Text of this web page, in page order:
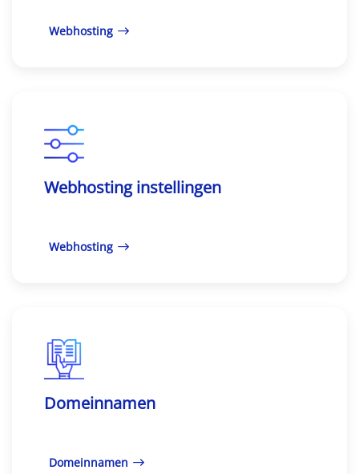
Webhosting
Webhosting instellingen
Webhosting
Domeinnamen
Domeinnamen